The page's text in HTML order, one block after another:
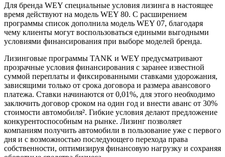
Для бренда WEY специальные условия лизинга в настоящее
время действуют на модель WEY 80. С расширением
программы список дополнила модель WEY 07, благодаря
чему клиенты могут воспользоваться едиными выгодными
условиями финансирования при выборе моделей бренда.
Лизинговые программы TANK и WEY предусматривают
прозрачные условия финансирования с заранее известной
суммой переплаты и фиксированными ставками удорожания,
зависящими только от срока договора и размера авансового
платежа. Ставки начинаются от 0,01%, для этого необходимо
заключить договор сроком на один год и внести аванс от 30%
стоимости автомобиля². Гибкие условия делают предложение
конкурентоспособным на рынке. Лизинг позволяет
компаниям получить автомобили в пользование уже с первого
дня и с возможностью последующего перехода права
собственности, оптимизируя финансовую нагрузку и сохраняя